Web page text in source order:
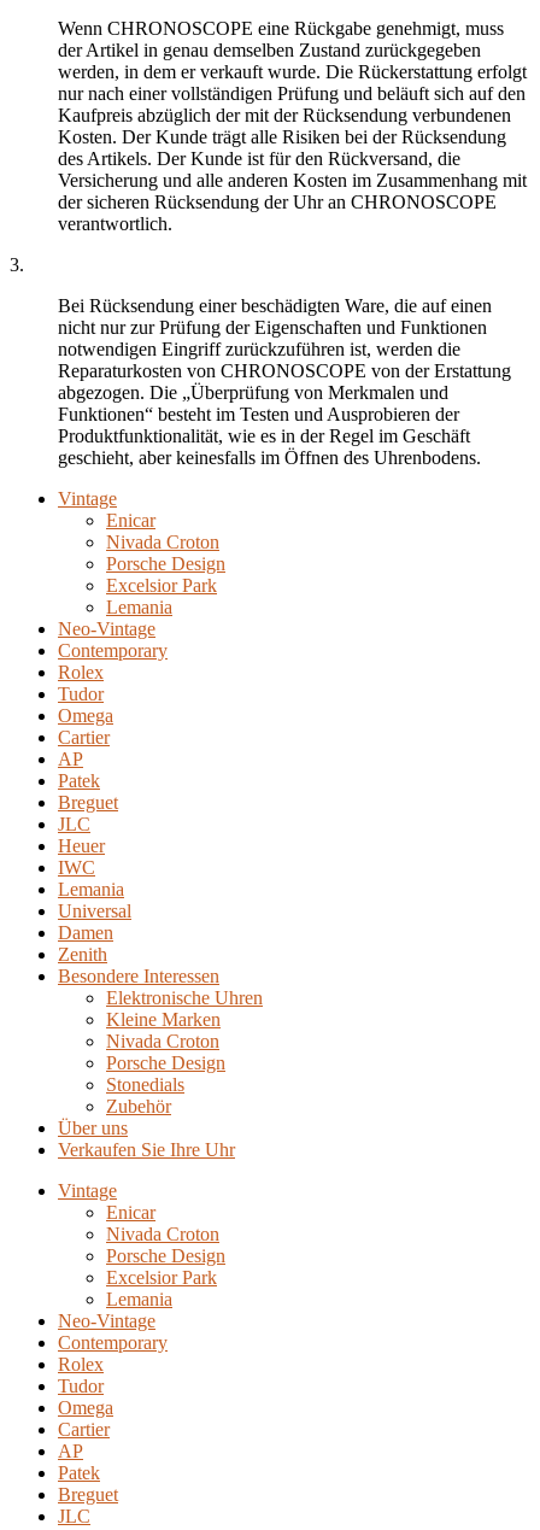
Wenn CHRONOSCOPE eine Rückgabe genehmigt, muss
der Artikel in genau demselben Zustand zurückgegeben
werden, in dem er verkauft wurde. Die Rückerstattung erfolgt
nur nach einer vollständigen Prüfung und beläuft sich auf den
Kaufpreis abzüglich der mit der Rücksendung verbundenen
Kosten. Der Kunde trägt alle Risiken bei der Rücksendung
des Artikels. Der Kunde ist für den Rückversand, die
Versicherung und alle anderen Kosten im Zusammenhang mit
der sicheren Rücksendung der Uhr an CHRONOSCOPE
verantwortlich.
3.
Bei Rücksendung einer beschädigten Ware, die auf einen
nicht nur zur Prüfung der Eigenschaften und Funktionen
notwendigen Eingriff zurückzuführen ist, werden die
Reparaturkosten von CHRONOSCOPE von der Erstattung
abgezogen. Die „Überprüfung von Merkmalen und
Funktionen“ besteht im Testen und Ausprobieren der
Produktfunktionalität, wie es in der Regel im Geschäft
geschieht, aber keinesfalls im Öffnen des Uhrenbodens.
Vintage
Enicar
Nivada Croton
Porsche Design
Excelsior Park
Lemania
Neo-Vintage
Contemporary
Rolex
Tudor
Omega
Cartier
AP
Patek
Breguet
JLC
Heuer
IWC
Lemania
Universal
Damen
Zenith
Besondere Interessen
Elektronische Uhren
Kleine Marken
Nivada Croton
Porsche Design
Stonedials
Zubehör
Über uns
Verkaufen Sie Ihre Uhr
Vintage
Enicar
Nivada Croton
Porsche Design
Excelsior Park
Lemania
Neo-Vintage
Contemporary
Rolex
Tudor
Omega
Cartier
AP
Patek
Breguet
JLC